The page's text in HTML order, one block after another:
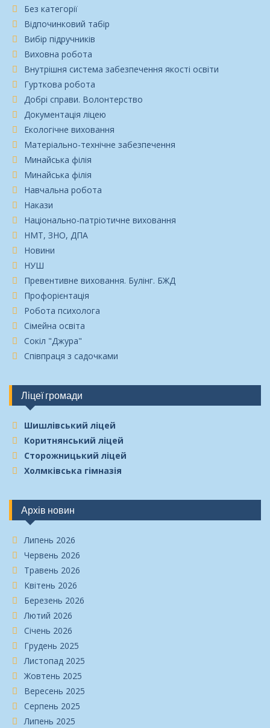
Без категорії
Відпочинковий табір
Вибір підручників
Виховна робота
Внутрішня система забезпечення якості освіти
Гурткова робота
Добрі справи. Волонтерство
Документація ліцею
Екологічне виховання
Матеріально-технічне забезпечення
Минайська філія
Минайська філія
Навчальна робота
Накази
Національно-патріотичне виховання
НМТ, ЗНО, ДПА
Новини
НУШ
Превентивне виховання. Булінг. БЖД
Профорієнтація
Робота психолога
Сімейна освіта
Сокіл "Джура"
Співпраця з садочками
Ліцеї громади
Шишлівський ліцей
Коритнянський ліцей
Сторожницький ліцей
Холмківська гімназія
Архів новин
Липень 2026
Червень 2026
Травень 2026
Квітень 2026
Березень 2026
Лютий 2026
Січень 2026
Грудень 2025
Листопад 2025
Жовтень 2025
Вересень 2025
Серпень 2025
Липень 2025